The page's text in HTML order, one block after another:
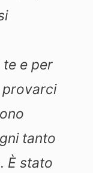
e per
provarci
tanto
È stato